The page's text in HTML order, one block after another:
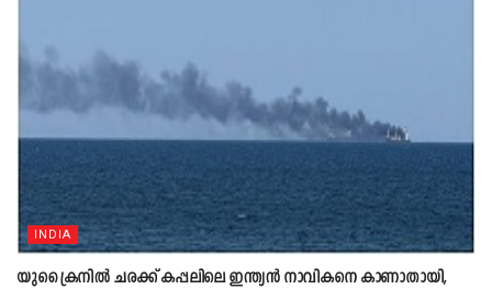
INDIA
യുക്രൈനിൽ ചരക്ക് കപ്പലിലെ ഇന്ത്യൻ നാവികനെ കാണാതായി,